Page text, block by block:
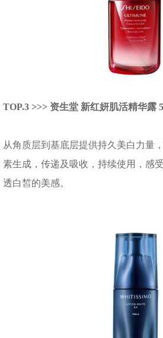
TOP.3 >>> 资生堂 新红妍肌活精华露
从角质层到基底层提供持久美白力量
素生成，传递及吸收，持续使用，感
透白皙的美感。